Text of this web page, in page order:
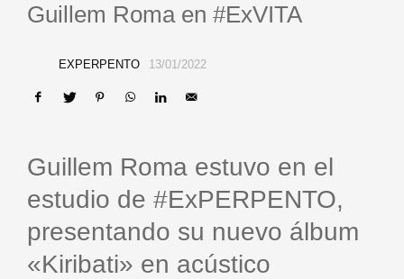
Guillem Roma en #ExVITA
EXPERPENTO 13/01/2022
Guillem Roma estuvo en el
estudio de #ExPERPENTO,
presentando su nuevo álbum
«Kiribati» en acústico